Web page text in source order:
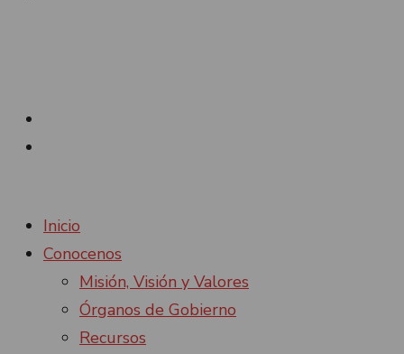
Inicio
Conocenos
Misión, Visión y Valores
Órganos de Gobierno
Recursos